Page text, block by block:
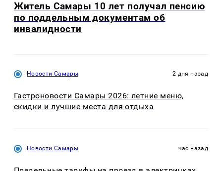
Житель Самары 10 лет получал пенсию
по поддельным документам об
инвалидности
Новости Самары 2 дня назад
Гастроновости Самары 2026: летние меню,
скидки и лучшие места для отдыха
Новости Самары час назад